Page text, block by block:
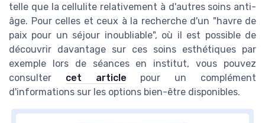
telle que la cellulite relativement à d'autres soins anti-
âge. Pour celles et ceux à la recherche d'un "havre de
paix pour un séjour inoubliable", où il est possible de
découvrir davantage sur ces soins esthétiques par
exemple lors de séances en institut, vous pouvez
consulter cet article pour un complément
d'informations sur les options bien-être disponibles.